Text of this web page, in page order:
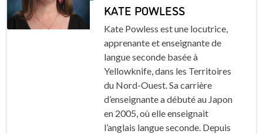
KATE POWLESS
Kate Powless est une locutrice,
apprenante et enseignante de
langue seconde basée à
Yellowknife, dans les Territoires
du Nord-Ouest. Sa carrière
d’enseignante a débuté au Japon
en 2005, où elle enseignait
l’anglais langue seconde. Depuis